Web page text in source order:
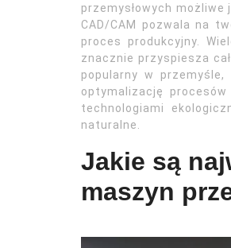
przemysłowych
CAD/CAM pozwala na
proces produkcyjny.
znacznie przyspiesza
popularny w
optymalizację
technologiami
naturalne.
Jakie są
maszyn